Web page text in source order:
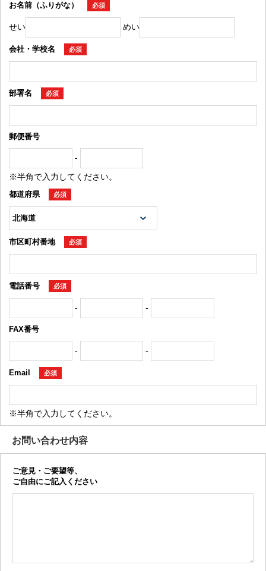
お名前（ふりがな） 必須
せい めい
会社・学校名 必須
部署名 必須
郵便番号
-
※半角で入力してください。
都道府県 必須
市区町村番地 必須
電話番号 必須
- -
FAX番号
- -
Email 必須
※半角で入力してください。
お問い合わせ内容
ご意見・ご要望等、
ご自由にご記入ください